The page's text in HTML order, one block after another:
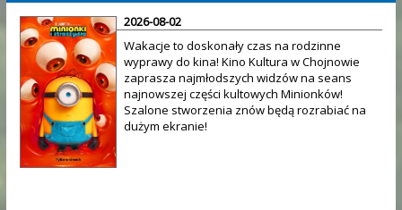
2026-08-02
Wakacje to doskonały czas na rodzinne
wyprawy do kina! Kino Kultura w Chojnowie
zaprasza najmłodszych widzów na seans
najnowszej części kultowych Minionków!
Szalone stworzenia znów będą rozrabiać na
dużym ekranie!